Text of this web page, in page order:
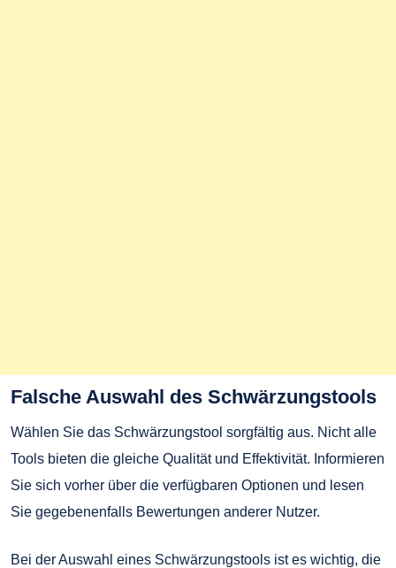
Falsche Auswahl des Schwärzungstools
Wählen Sie das Schwärzungstool sorgfältig aus. Nicht alle
Tools bieten die gleiche Qualität und Effektivität. Informieren
Sie sich vorher über die verfügbaren Optionen und lesen
Sie gegebenenfalls Bewertungen anderer Nutzer.
Bei der Auswahl eines Schwärzungstools ist es wichtig, die